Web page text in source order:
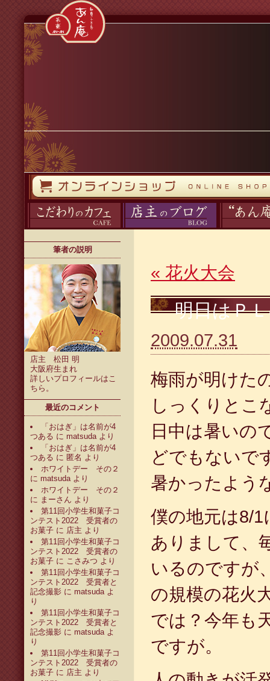
筆者の説明
店主 松田 明
大阪府生まれ
詳しいプロフィールはこ
ちら 。
最近のコメント
「おはぎ」は名前が4
つある に matsudaより
「おはぎ」は名前が4
つある に 匿名 より
ホワイトデー その２
に matsudaより
ホワイトデー その２
に まーさん より
第11回小学生和菓子コ
ンテスト2022 受賞者の
お菓子 に 店主 より
第11回小学生和菓子コ
ンテスト2022 受賞者の
お菓子 に こさみつ より
第11回小学生和菓子コ
ンテスト2022 受賞者と
記念撮影 に matsudaよ
り
第11回小学生和菓子コ
ンテスト2022 受賞者と
記念撮影 に matsudaよ
り
第11回小学生和菓子コ
ンテスト2022 受賞者の
お菓子 に 店主 より
« 花火大会
明日はＰ
2009.07.31
梅雨が明けた
しっくりとこ
日中は暑いの
どでもないで
暑かったよう
僕の地元は8/1
ありまして、
いるのですが
の規模の花火
では？今年も
ですが。